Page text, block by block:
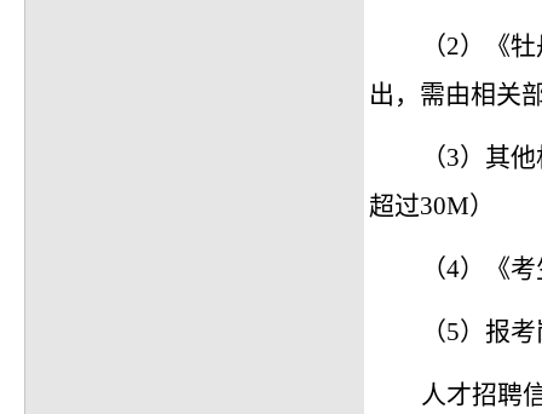
（2）
《
出，需由相关
（3） 其
超过30M）
（4） 《
（5） 报考
人才招聘